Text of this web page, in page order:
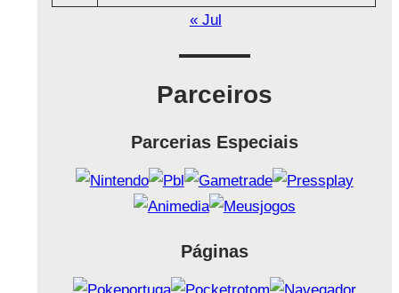
« Jul
Parceiros
Parcerias Especiais
Páginas